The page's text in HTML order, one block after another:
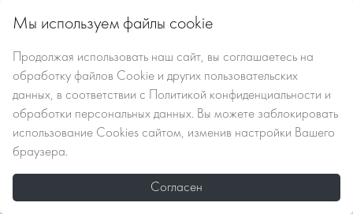
Мы используем файлы cookie
Продолжая использовать наш сайт, вы соглашаетесь на
обработку файлов Сookie и других пользовательских
данных, в соответствии с
Политикой конфиденциальности и
обработки персональных данных. Вы можете заблокировать
использование Cookies сайтом, изменив настройки Вашего
браузера.
Согласен